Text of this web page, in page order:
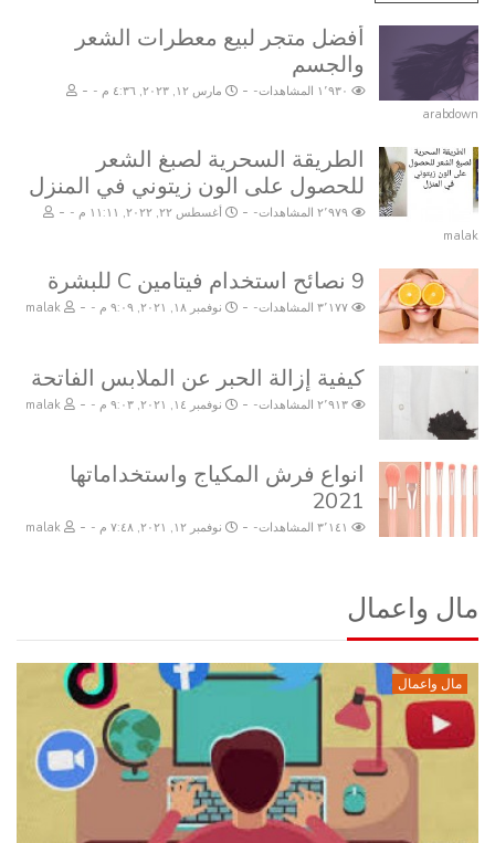
أفضل متجر لبيع معطرات الشعر
والجسم
- مارس ١٢, ٢٠٢٣, ٤:٣٦ م -
arabdown
الطريقة السحرية لصبغ الشعر
للحصول على الون زيتوني في المنزل
- أغسطس ٢٢, ٢٠٢٢, ١١:١١ م -
malak
9 نصائح استخدام فيتامين C للبشرة
- نوفمبر ١٨, ٢٠٢١, ٩:٠٩ م -
كيفية إزالة الحبر عن الملابس الفاتحة
- نوفمبر ١٤, ٢٠٢١, ٩:٠٣ م -
انواع فرش المكياج واستخداماتها
2021
- نوفمبر ١٢, ٢٠٢١, ٧:٤٨ م -
مال واعمال
مال واعمال